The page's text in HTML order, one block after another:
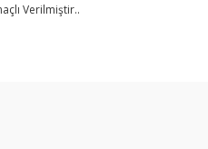
Verilmiştir..